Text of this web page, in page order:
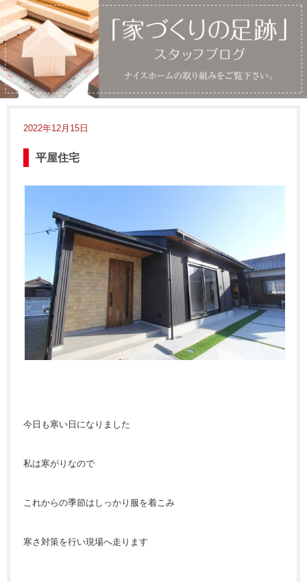
2022年12月15日
平屋住宅
今日も寒い日になりました
私は寒がりなので
これからの季節はしっかり服を着こみ
寒さ対策を行い現場へ走ります